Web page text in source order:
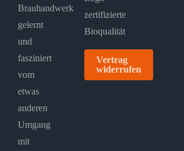
Brauhandwerk
gelernt
und
fasziniert
vom
etwas
anderen
Umgang
mit
Vertrag
widerrufen